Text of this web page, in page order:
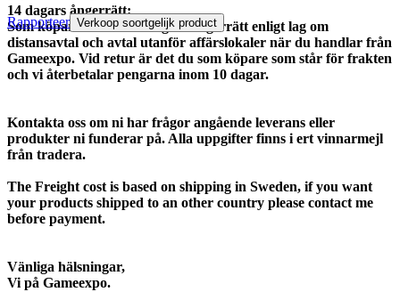
14 dagars ångerrätt:
Som köpare har du 14 dagars ångerrätt enligt lag om
distansavtal och avtal utanför affärslokaler när du handlar från
Gameexpo. Vid retur är det du som köpare som står för frakten
och vi återbetalar pengarna inom 10 dagar.
Kontakta oss om ni har frågor angående leverans eller
produkter ni funderar på. Alla uppgifter finns i ert vinnarmejl
från tradera.
The Freight cost is based on shipping in Sweden, if you want
your products shipped to an other country please contact me
before payment.
Vänliga hälsningar,
Vi på Gameexpo.
Rapporteer Verkoop soortgelijk product